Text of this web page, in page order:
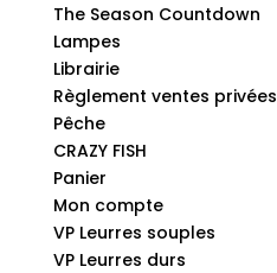
The Season Countdown
Lampes
Librairie
Règlement ventes privées
Pêche
CRAZY FISH
Panier
Mon compte
VP Leurres souples
VP Leurres durs